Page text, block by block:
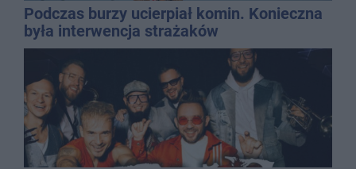
Podczas burzy ucierpiał komin. Konieczna
była interwencja strażaków